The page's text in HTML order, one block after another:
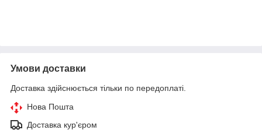
Умови доставки
Доставка здійснюється тільки по передоплаті.
Нова Пошта
Доставка кур'єром